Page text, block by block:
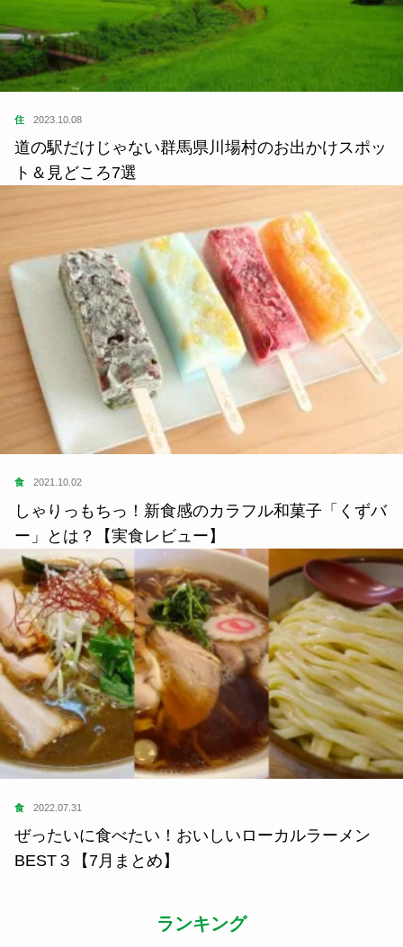
住 2023.10.08
道の駅だけじゃない群馬県川場村のお出かけスポッ
ト＆見どころ7選
食 2021.10.02
しゃりっもちっ！新食感のカラフル和菓子「くずバ
ー」とは？【実食レビュー】
食 2022.07.31
ぜったいに食べたい！おいしいローカルラーメン
BEST３【7月まとめ】
ランキング